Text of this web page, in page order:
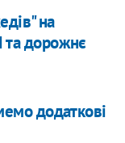
на
дорожнє
додаткові